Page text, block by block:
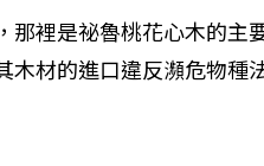
裡是祕魯桃花心木的主
材的進口違反瀕危物種